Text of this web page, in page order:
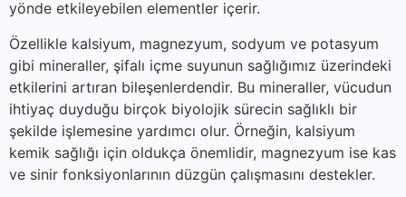
yönde etkileyebilen elementler içerir.
Özellikle kalsiyum, magnezyum, sodyum ve potasyum
gibi mineraller, şifalı içme suyunun sağlığımız üzerindeki
etkilerini artıran bileşenlerdendir. Bu mineraller, vücudun
ihtiyaç duyduğu birçok biyolojik sürecin sağlıklı bir
şekilde işlemesine yardımcı olur. Örneğin, kalsiyum
kemik sağlığı için oldukça önemlidir, magnezyum ise kas
ve sinir fonksiyonlarının düzgün çalışmasını destekler.